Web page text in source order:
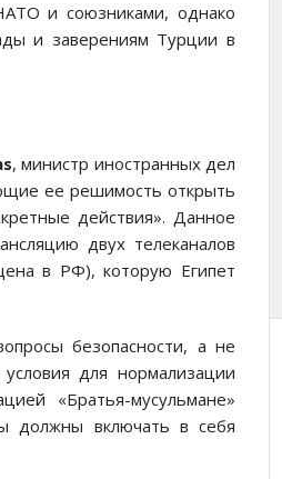
и союзниками, однако
и заверениям Турции в
, министр иностранных дел
ее решимость открыть
действия». Данное
двух телеканалов
в РФ), которую Египет
безопасности, а не
для нормализации
«Братья-мусульмане»
должны включать в себя